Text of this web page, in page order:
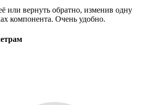
или вернуть обратно, изменив одну
компонента. Очень удобно.